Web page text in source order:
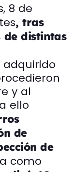
8 de
, tras
de distintas
y al
ello
de
de
como